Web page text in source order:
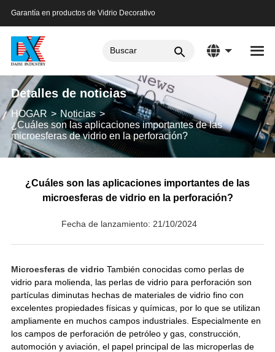
Garantía en productos de Vidrio Decorativo
Detalles de noticias
HOGAR
Noticias
¿Cuáles son las aplicaciones importantes de las
microesferas de vidrio en la perforación?
¿Cuáles son las aplicaciones importantes de las
microesferas de vidrio en la perforación?
Fecha de lanzamiento: 21/10/2024
Microesferas de vidrio También conocidas como perlas de
vidrio para molienda, las perlas de vidrio para perforación son
partículas diminutas hechas de materiales de vidrio fino con
excelentes propiedades físicas y químicas, por lo que se utilizan
ampliamente en muchos campos industriales. Especialmente en
los campos de perforación de petróleo y gas, construcción,
automoción y aviación, el papel principal de las microperlas de